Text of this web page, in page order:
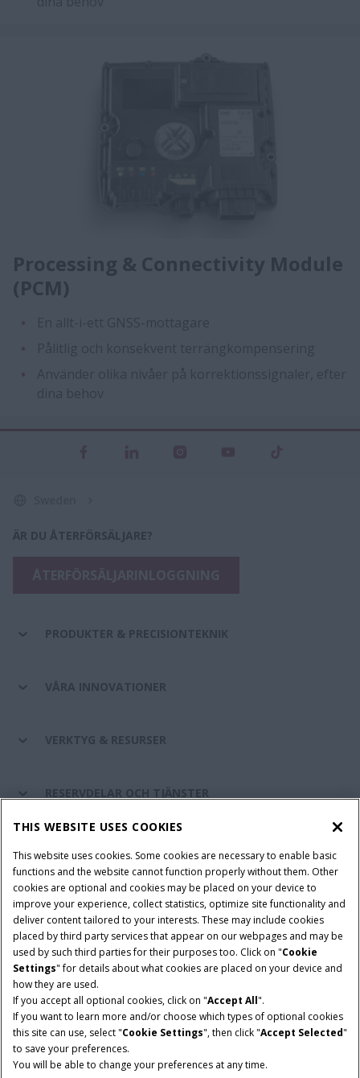
Processing & Connectivity Module
(PCM)
ÄR DU ÅTERFÖRSÄLJARE?
PRODUKTER & PRECISIONTEKNIK
VÅRA INNOVATIONER
VERKTYG & RESURSER
RESERVDELAR OCH TJÄNSTER
Villkor och juridiska meddelanden Privacy Notice
Imprint
Cookie Settings
Telematics Privacy notice
© 2026 CNH Industrial America LLC. All Rights Reserved. Case IH is a
trademark of CNH Industrial America LLC.
THIS WEBSITE USES COOKIES
This website uses cookies. Some cookies are necessary to enable basic
functions and the website cannot function properly without them. Other
cookies are optional and cookies may be placed on your device to
improve your experience, collect statistics, optimize site functionality and
deliver content tailored to your interests. These may include cookies
placed by third party services that appear on our webpages and may be
used by such third parties for their purposes too. Click on "Cookie
Settings" for details about what cookies are placed on your device and
how they are used.
If you accept all optional cookies, click on "Accept All".
If you want to learn more and/or choose which types of optional cookies
this site can use, select "Cookie Settings", then click "Accept Selected"
to save your preferences.
You will be able to change your preferences at any time.